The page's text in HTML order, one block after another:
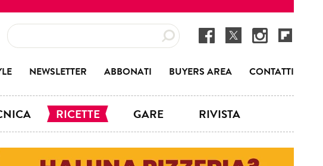
NEWSLETTER ABBONATI BUYERS AREA CONTATTI
RICETTE GARE RIVISTA